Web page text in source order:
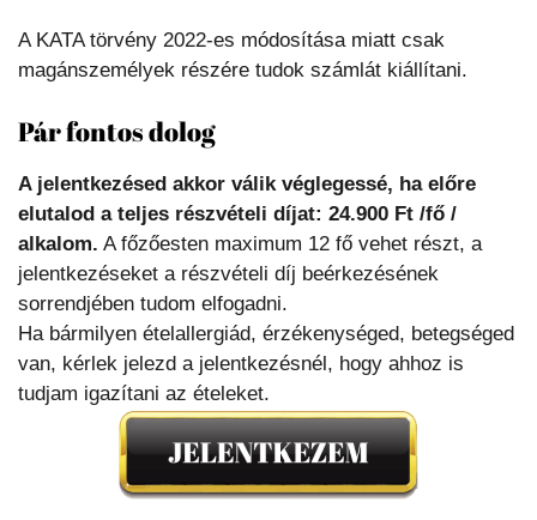
A KATA törvény 2022-es módosítása miatt csak
magánszemélyek részére tudok számlát kiállítani.
Pár fontos dolog
A jelentkezésed akkor válik véglegessé, ha előre
elutalod a teljes részvételi díjat: 24.900 Ft /fő /
alkalom. A főzőesten maximum 12 fő vehet részt, a
jelentkezéseket a részvételi díj beérkezésének
sorrendjében tudom elfogadni.
Ha bármilyen ételallergiád, érzékenységed, betegséged
van, kérlek jelezd a jelentkezésnél, hogy ahhoz is
tudjam igazítani az ételeket.